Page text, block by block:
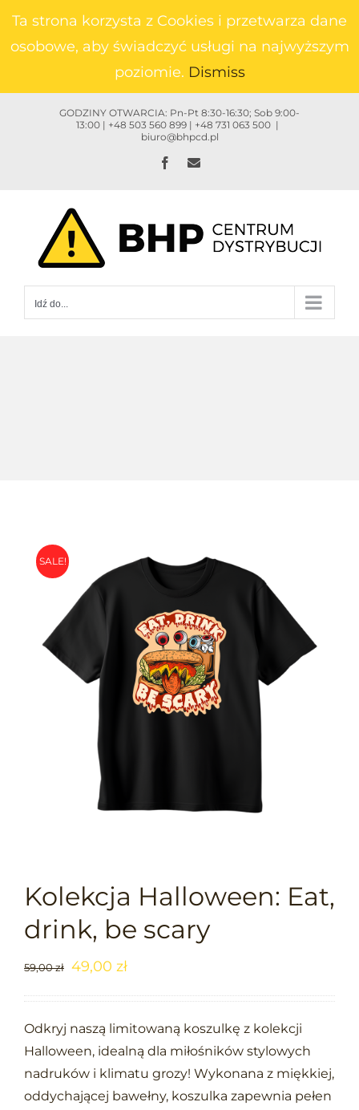
zawartości
GODZINY OTWARCIA: Pn-Pt 8:30-16:30; Sob 9:00-
13:00 | +48 503 560 899 | +48 731 063 500 |
biuro@bhpcd.pl
FacebookEmail
Idź do...
SALE!
Kolekcja Halloween: Eat,
drink, be scary
59,00zł 49,00 zł
Odkryj naszą limitowaną koszulkę z kolekcji
Halloween, idealną dla miłośników stylowych
nadruków i klimatu grozy! Wykonana z miękkiej,
oddychającej bawełny, koszulka zapewnia pełen
Ta strona korzysta z Cookies i przetwarza dane
osobowe, aby świadczyć usługi na najwyższym
poziomie. Dismiss